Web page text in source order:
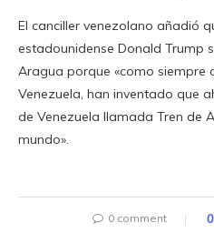
El canciller venezolano añadió
estadounidense Donald Trump
Aragua porque «como siempre
Venezuela, han inventado que
de Venezuela llamada Tren de
mundo».
0 comment 0